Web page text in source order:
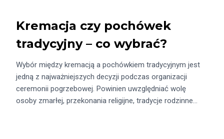
Kremacja czy pochówek
tradycyjny – co wybrać?
Wybór między kremacją a pochówkiem tradycyjnym jest
jedną z najważniejszych decyzji podczas organizacji
ceremonii pogrzebowej. Powinien uwzględniać wolę
osoby zmarłej, przekonania religijne, tradycje rodzinne…